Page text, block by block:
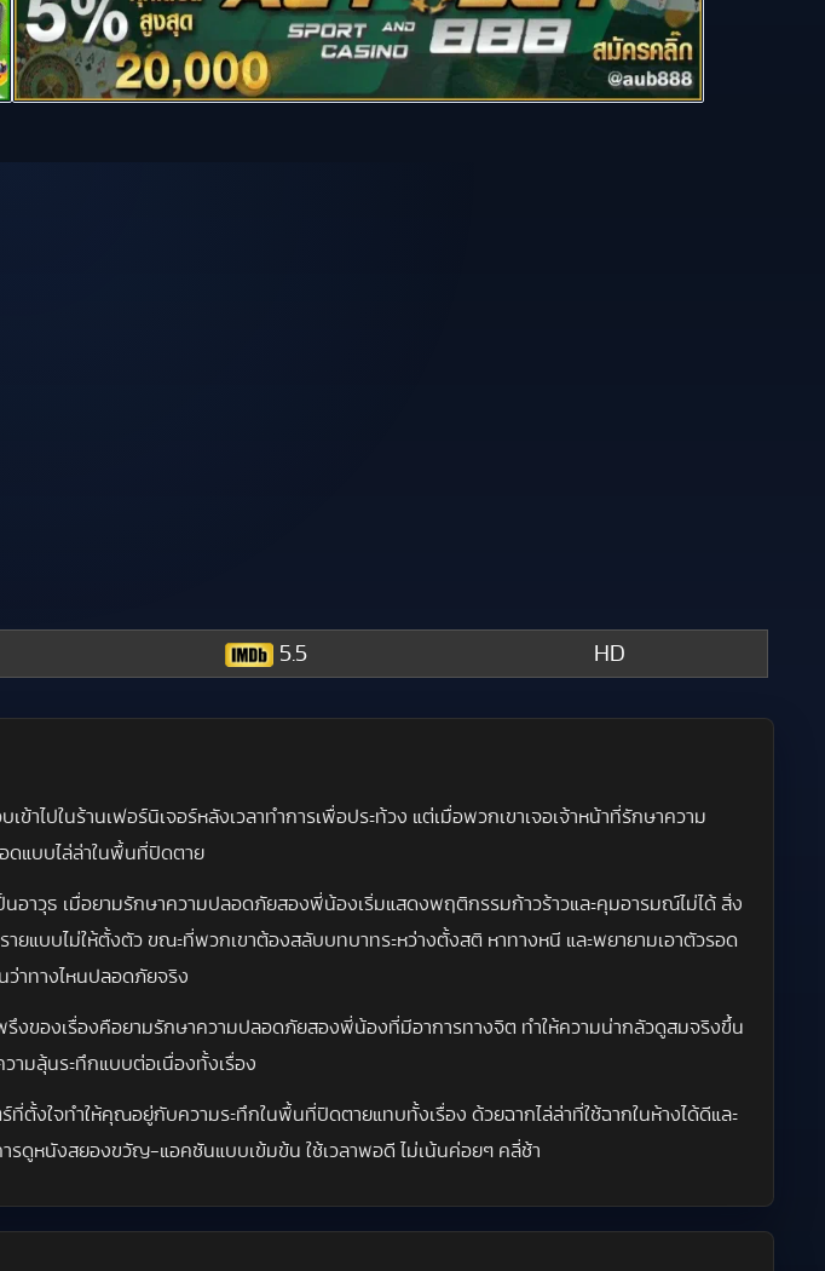
5.5 HD
ไปในร้านเฟอร์นิเจอร์หลังเวลาทำการเพื่อประท้วง แต่เมื่อพวกเขาเจอเจ้าหน้าที่รักษาความ
ดแบบไล่ล่าในพื้นที่ปิดตาย
อาวุธ เมื่อยามรักษาความปลอดภัยสองพี่น้องเริ่มแสดงพฤติกรรมก้าวร้าวและคุมอารมณ์ไม่ได้ สิ่ง
ยแบบไม่ให้ตั้งตัว ขณะที่พวกเขาต้องสลับบทบาทระหว่างตั้งสติ หาทางหนี และพยายามเอาตัวรอด
ว่าทางไหนปลอดภัยจริง
งของเรื่องคือยามรักษาความปลอดภัยสองพี่น้องที่มีอาการทางจิต ทำให้ความน่ากลัวดูสมจริงขึ้น
ามลุ้นระทึกแบบต่อเนื่องทั้งเรื่อง
ใจทำให้คุณอยู่กับความระทึกในพื้นที่ปิดตายแทบทั้งเรื่อง ด้วยฉากไล่ล่าที่ใช้ฉากในห้างได้ดีและ
รดูหนังสยองขวัญ-แอคชันแบบเข้มข้น ใช้เวลาพอดี ไม่เน้นค่อยๆ คลี่ช้า